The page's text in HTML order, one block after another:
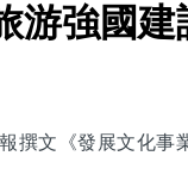
游強國
撰文《發展文化事